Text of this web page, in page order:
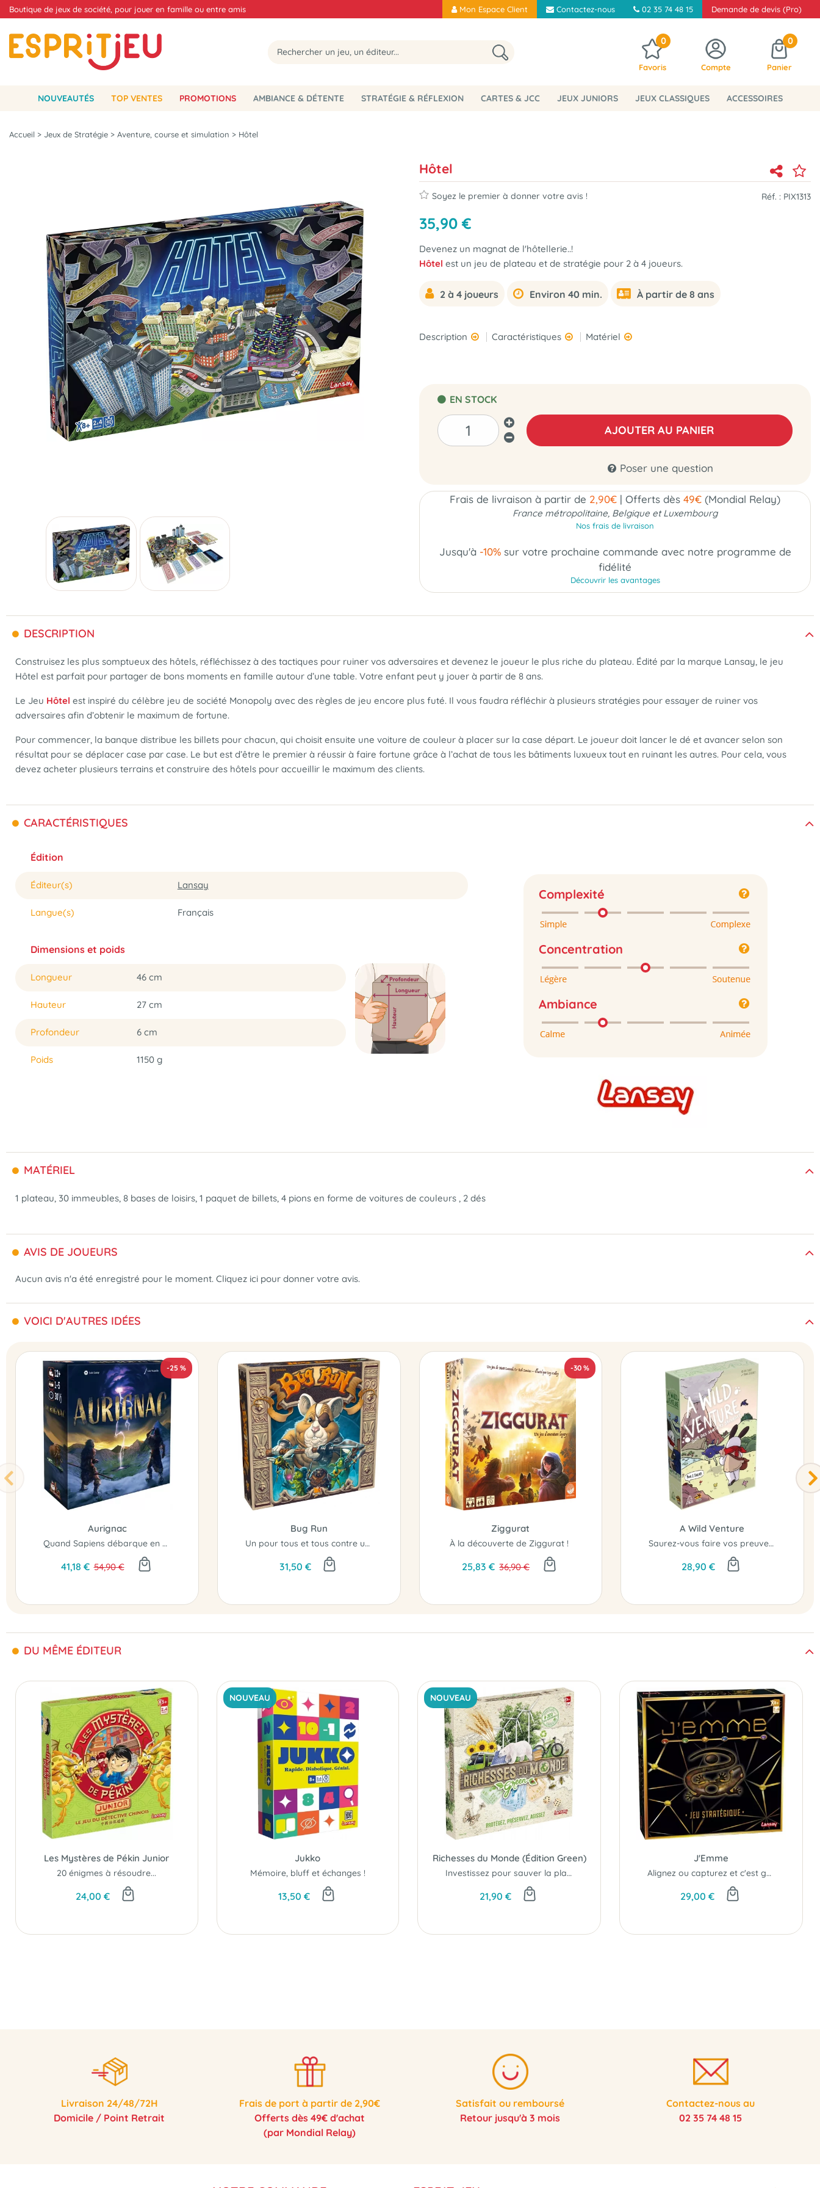
Boutique de jeux de société, pour jouer en famille ou entre amis Mon Espace Client Contactez-nous 02 35 74 48 15 Demande de devis (Pro)
0
Favoris Compte
0
Panier
NOUVEAUTÉS TOP VENTES PROMOTIONS AMBIANCE & DÉTENTE STRATÉGIE & RÉFLEXION CARTES & JCC JEUX JUNIORS JEUX CLASSIQUES ACCESSOIRES
Accueil > Jeux de Stratégie > Aventure, course et simulation > Hôtel
Hôtel
Soyez le premier à donner votre avis ! Réf. : PIX1313
35,90 €
Devenez un magnat de l'hôtellerie..!
Hôtel est un jeu de plateau et de stratégie pour 2 à 4 joueurs.
2 à 4 joueurs Environ 40 min. À partir de 8 ans
Description Caractéristiques Matériel
EN STOCK
AJOUTER AU PANIER
Poser une question
Frais de livraison à partir de 2,90€ | Offerts dès 49€ (Mondial Relay)
France métropolitaine, Belgique et Luxembourg
Nos frais de livraison
Jusqu'à -10%sur votre prochaine commande avec notre programme de
fidélité
Découvrir les avantages
DESCRIPTION
Construisez les plus somptueux des hôtels, réfléchissez à des tactiques pour ruiner vos adversaires et devenez le joueur le plus riche du plateau. Édité par la marque Lansay, le jeu
Hôtel est parfait pour partager de bons moments en famille autour d’une table. Votre enfant peut y jouer à partir de 8 ans.
Le Jeu Hôtel est inspiré du célèbre jeu de société Monopoly avec des règles de jeu encore plus futé. Il vous faudra réfléchir à plusieurs stratégies pour essayer de ruiner vos
adversaires afin d’obtenir le maximum de fortune.
Pour commencer, la banque distribue les billets pour chacun, qui choisit ensuite une voiture de couleur à placer sur la case départ. Le joueur doit lancer le dé et avancer selon son
résultat pour se déplacer case par case. Le but est d’être le premier à réussir à faire fortune grâce à l’achat de tous les bâtiments luxueux tout en ruinant les autres. Pour cela, vous
devez acheter plusieurs terrains et construire des hôtels pour accueillir le maximum des clients.
CARACTÉRISTIQUES
Édition
Éditeur(s) Lansay
Langue(s) Français
Dimensions et poids
Longueur 46 cm
Hauteur 27 cm
Profondeur 6 cm
Poids 1150 g
Complexité
Concentration
Ambiance
MATÉRIEL
1 plateau, 30 immeubles, 8 bases de loisirs, 1 paquet de billets, 4 pions en forme de voitures de couleurs , 2 dés
AVIS DE JOUEURS
Aucun avis n'a été enregistré pour le moment. Cliquez ici pour donner votre avis.
VOICI D'AUTRES IDÉES
-25 %
Aurignac
Quand Sapiens débarque en Europe...
41,18 € 54,90 €
Bug Run
Un pour tous et tous contre un... ou pas !
31,50 €
-30 %
Ziggurat
À la découverte de Ziggurat !
25,83 € 36,90 €
A Wild Venture
Saurez-vous faire vos preuves et rafler la victoire ?
28,90 €
DU MÊME ÉDITEUR
Les Mystères de Pékin Junior
20 énigmes à résoudre...
24,00 €
NOUVEAU
Jukko
Mémoire, bluff et échanges !
13,50 €
NOUVEAU
Richesses du Monde (Édition Green)
Investissez pour sauver la planète !
21,90 €
J'Emme
Alignez ou capturez et c'est gagné !
29,00 €
Livraison 24/48/72H
Domicile / Point Retrait
Frais de port à partir de 2,90€
Offerts dès 49€ d'achat
(par Mondial Relay)
Satisfait ou remboursé
Retour jusqu'à 3 mois
Contactez-nous au
02 35 74 48 15